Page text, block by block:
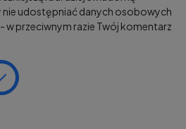
nie udostępniać danych osobowych
w przeciwnym razie Twój komentarz